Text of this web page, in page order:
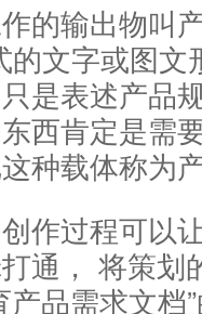
输出物叫
文字或图
是表述产品
西肯定是需
种载体称为
作过程可以
通， 将策划
产品需求文